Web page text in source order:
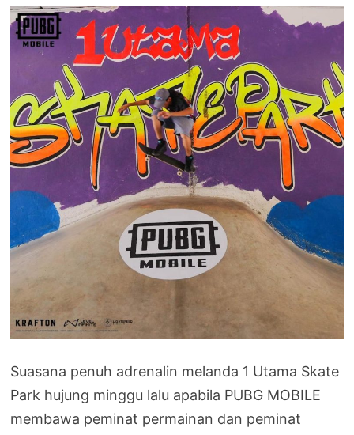
Suasana penuh adrenalin melanda 1 Utama Skate
Park hujung minggu lalu apabila PUBG MOBILE
membawa peminat permainan dan peminat